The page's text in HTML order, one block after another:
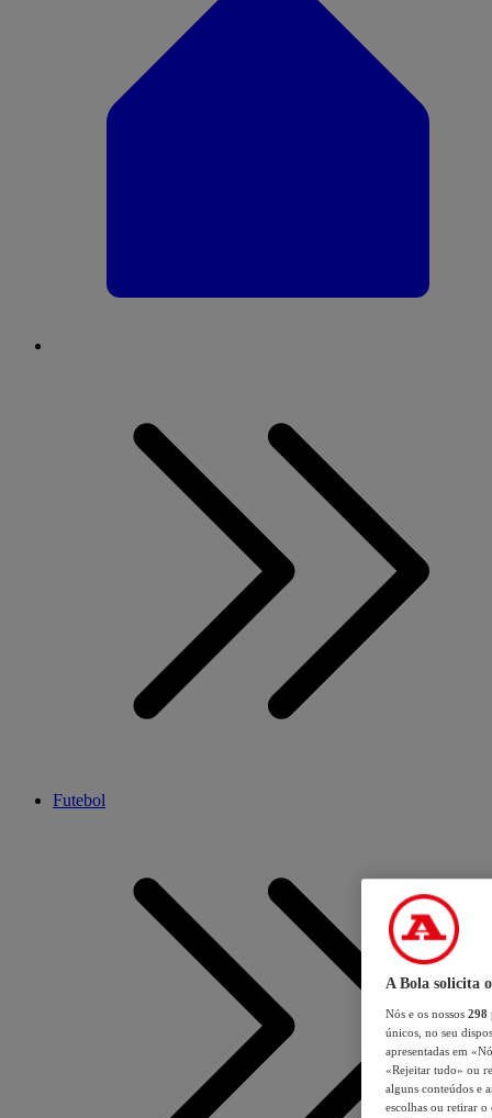
Futebol
A Bola solicita
Nós e os nossos 298
únicos, no seu
apresentadas em
«Rejeitar tudo» ou
alguns conteúdos e
escolhas ou retirar